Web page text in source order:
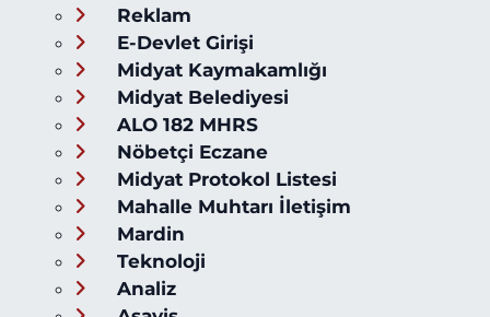
Reklam
E-Devlet Girişi
Midyat Kaymakamlığı
Midyat Belediyesi
ALO 182 MHRS
Nöbetçi Eczane
Midyat Protokol Listesi
Mahalle Muhtarı İletişim
Mardin
Teknoloji
Analiz